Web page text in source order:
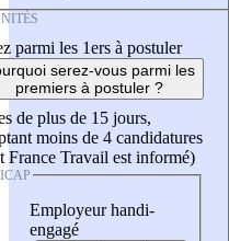
parmi les 1ers à postuler
serez-vous parmi les
premiers à postuler ?
de plus de 15 jours,
moins de 4 candidatures
France Travail est informé)
Employeur handi-
engagé